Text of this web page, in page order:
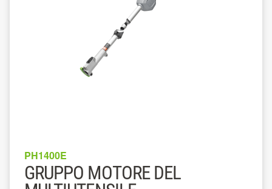
PH1400E
GRUPPO MOTORE DEL